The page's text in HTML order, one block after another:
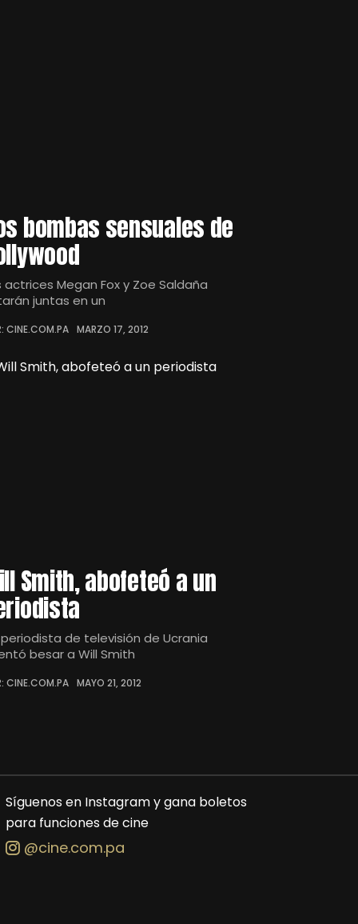
bombas sensuales de
actrices Megan Fox y Zoe Saldaña
juntas en un
CINE.COM.PA MARZO 17, 2012
Smith, abofeteó a un
periodista de televisión de Ucrania
besar a Will Smith
CINE.COM.PA MAYO 21, 2012
Síguenos en Instagram y gana boletos
para funciones de cine
@cine.com.pa